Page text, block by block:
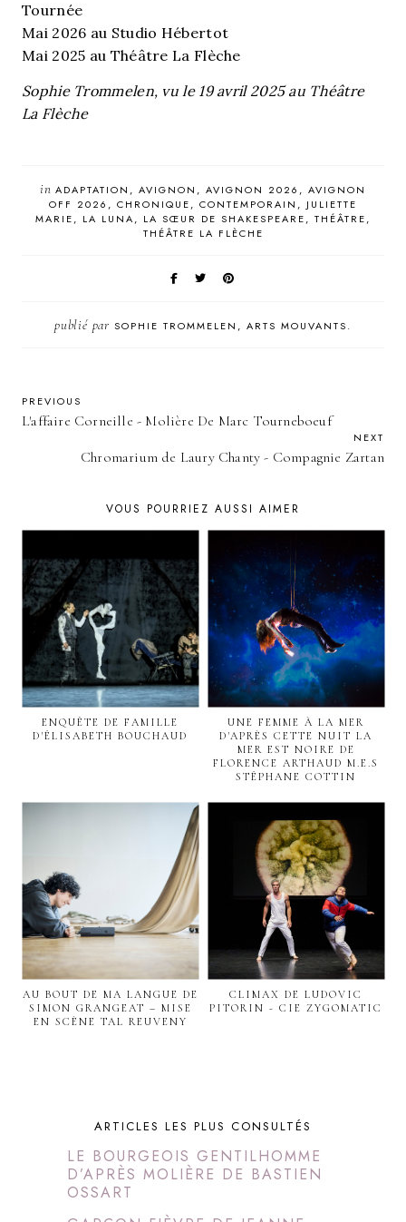
Tournée
Mai 2026 au Studio Hébertot
Mai 2025 au Théâtre La Flèche
Sophie Trommelen, vu le 19 avril 2025 au Théâtre
La Flèche
inADAPTATION AVIGNON AVIGNON 2026
AVIGNON
OFF 2026
CHRONIQUE CONTEMPORAIN
JULIETTE
MARIE
LA LUNA LA SŒUR DE SHAKESPEARE
THÉÂTRE
THÉÂTRE LA FLÈCHE
publié par SOPHIE TROMMELEN, ARTS MOUVANTS.
PREVIOUS
L'affaire Corneille - Molière De Marc Tourneboeuf
NEXT
Chromarium de Laury Chanty - Compagnie Zartan
VOUS POURRIEZ AUSSI AIMER
ENQUÊTE DE FAMILLE
D'ÉLISABETH BOUCHAUD
UNE FEMME À LA MER
D'APRÈS CETTE NUIT LA
MER EST NOIRE DE
FLORENCE ARTHAUD M.E.S
STÉPHANE COTTIN
AU BOUT DE MA LANGUE DE
SIMON GRANGEAT – MISE
EN SCÈNE TAL REUVENY
CLIMAX DE LUDOVIC
PITORIN - CIE ZYGOMATIC
ARTICLES LES PLUS CONSULTÉS
LE BOURGEOIS GENTILHOMME
D’APRÈS MOLIÈRE DE BASTIEN
OSSART